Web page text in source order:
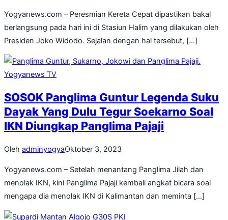
Yogyanews.com – Peresmian Kereta Cepat dipastikan bakal
berlangsung pada hari ini di Stasiun Halim yang dilakukan oleh
Presiden Joko Widodo. Sejalan dengan hal tersebut, […]
Yogyanews TV
SOSOK Panglima Guntur Legenda Suku
Dayak Yang Dulu Tegur Soekarno Soal
IKN Diungkap Panglima Pajaji
Oleh adminyogyaOktober 3, 2023
Yogyanews.com – Setelah menantang Panglima Jilah dan
menolak IKN, kini Panglima Pajaji kembali angkat bicara soal
mengapa dia menolak IKN di Kalimantan dan meminta […]